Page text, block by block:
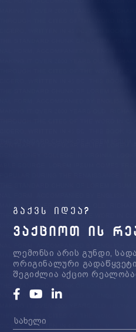
გაქვს იდეა?
ᲕᲐᲥᲪᲘᲝᲗ ᲘᲡ
ლემონსი არის გუნდი,
ორიგინალური
შეგიძლია აქციო
FacebookYoutube